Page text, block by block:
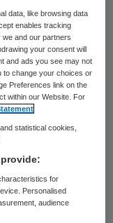
werkt
zijn
is de
aldus de
data, like browsing data
enables tracking
and our partners
your consent will
and ads you see may not
to change your choices or
Preferences link on the
within our Website. For
statistical cookies,
for
Personalised
audience